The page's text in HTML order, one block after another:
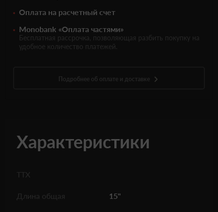
Оплата на расчетный счет
Monobank «Оплата частями»
Бесплатная рассрочка, позволяющая разбить покупку на
удобное количество платежей.
Подробнее об оплате и доставке
Характеристики
ТТХ
Длина общая 15"